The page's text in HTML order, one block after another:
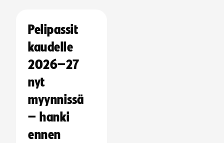
Pelipassit
kaudelle
2026–27
nyt
myynnissä
– hanki
ennen